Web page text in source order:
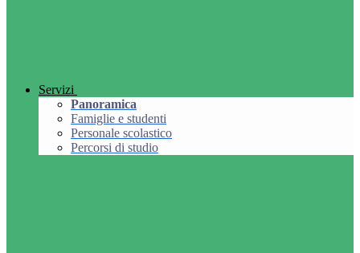
Servizi
Panoramica
Famiglie e studenti
Personale scolastico
Percorsi di studio